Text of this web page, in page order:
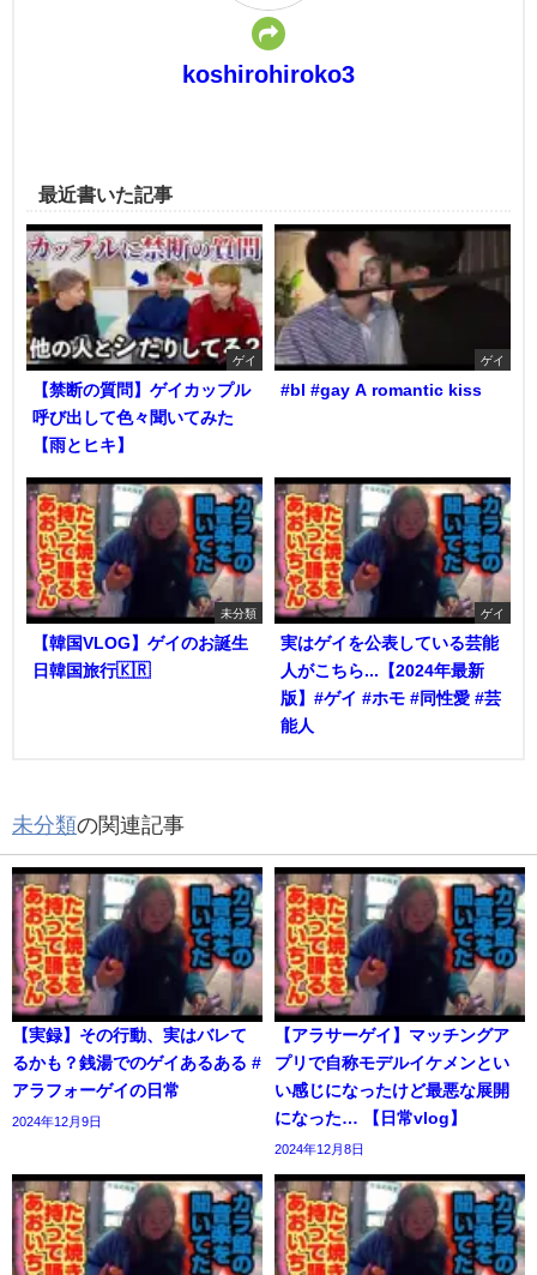
koshirohiroko3
最近書いた記事
ゲイ
【禁断の質問】ゲイカップル
呼び出して色々聞いてみた
【雨とヒキ】
ゲイ
#bl #gay A romantic kiss
未分類
【韓国VLOG】ゲイのお誕生
日韓国旅行🇰🇷
ゲイ
実はゲイを公表している芸能
人がこちら...【2024年最新
版】#ゲイ #ホモ #同性愛 #芸
能人
未分類の関連記事
【実録】その行動、実はバレて
るかも？銭湯でのゲイあるある #
アラフォーゲイの日常
2024年12月9日
【アラサーゲイ】マッチングア
プリで自称モデルイケメンとい
い感じになったけど最悪な展開
になった… 【日常vlog】
2024年12月8日